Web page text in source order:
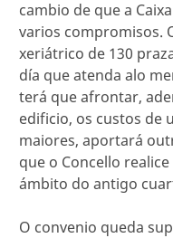
cambio de que a
varios compromisos.
xeriátrico de 130
día que atenda alo
terá que afrontar,
edificio, os custos de
maiores, aportará
que o Concello
ámbito do antigo
O convenio queda